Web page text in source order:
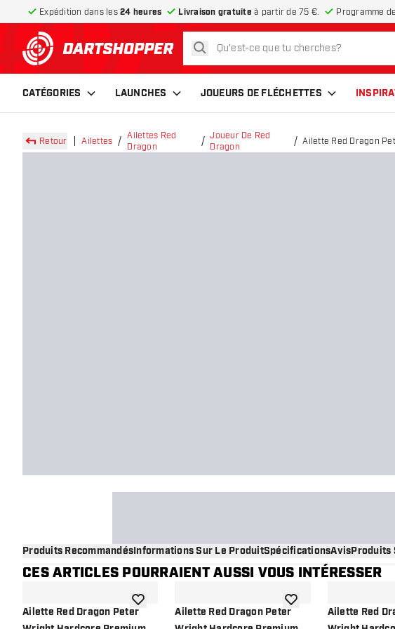
Expédition dans les 24 heures Livraison gratuite à partir de 75 €. Programme
retour à la page d’accueil
rechercher
CATÉGORIES LAUNCHES JOUEURS DE FLÉCHETTES
Retour Ailettes
Ailettes Red
Dragon
Joueur De Red
Dragon
Ailette Red Dragon
Gold Snake
Produits RecommandésInformations Sur Le ProduitSpécificationsAvisProduits
CES ARTICLES POURRAIENT AUSSI VOUS INTÉRESSER
Ailette Red Dragon Peterajouter à la liste de souhaits
Ailette Red Dragon Peterajouter à la liste de
Ailette Red